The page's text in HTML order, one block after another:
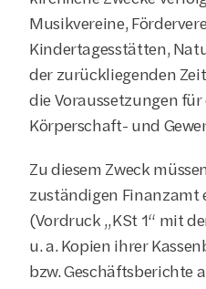
Musikvereine,
Kindertagesstätten,
der zurückliegenden
die Voraussetzungen
Körperschaft- und
Zu diesem Zweck
zuständigen Finanzamt
(Vordruck „KSt 1“ mit
u. a. Kopien ihrer
bzw. Geschäftsberichte